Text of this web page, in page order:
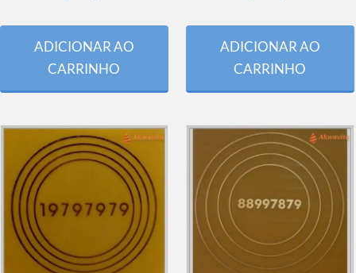
ADICIONAR AO
CARRINHO
ADICIONAR AO
CARRINHO